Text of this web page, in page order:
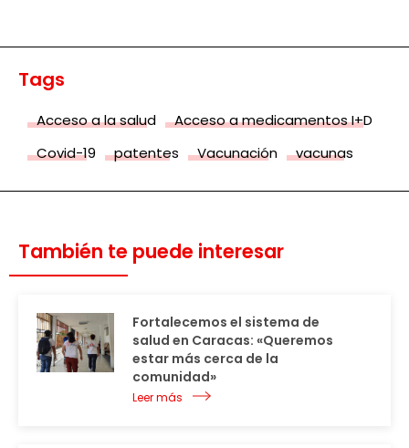
Tags
Acceso a la salud
Acceso a medicamentos I+D
Covid-19
patentes Vacunación vacunas
También te puede interesar
Fortalecemos el sistema de
salud en Caracas: «Queremos
estar más cerca de la
comunidad»
Leer más